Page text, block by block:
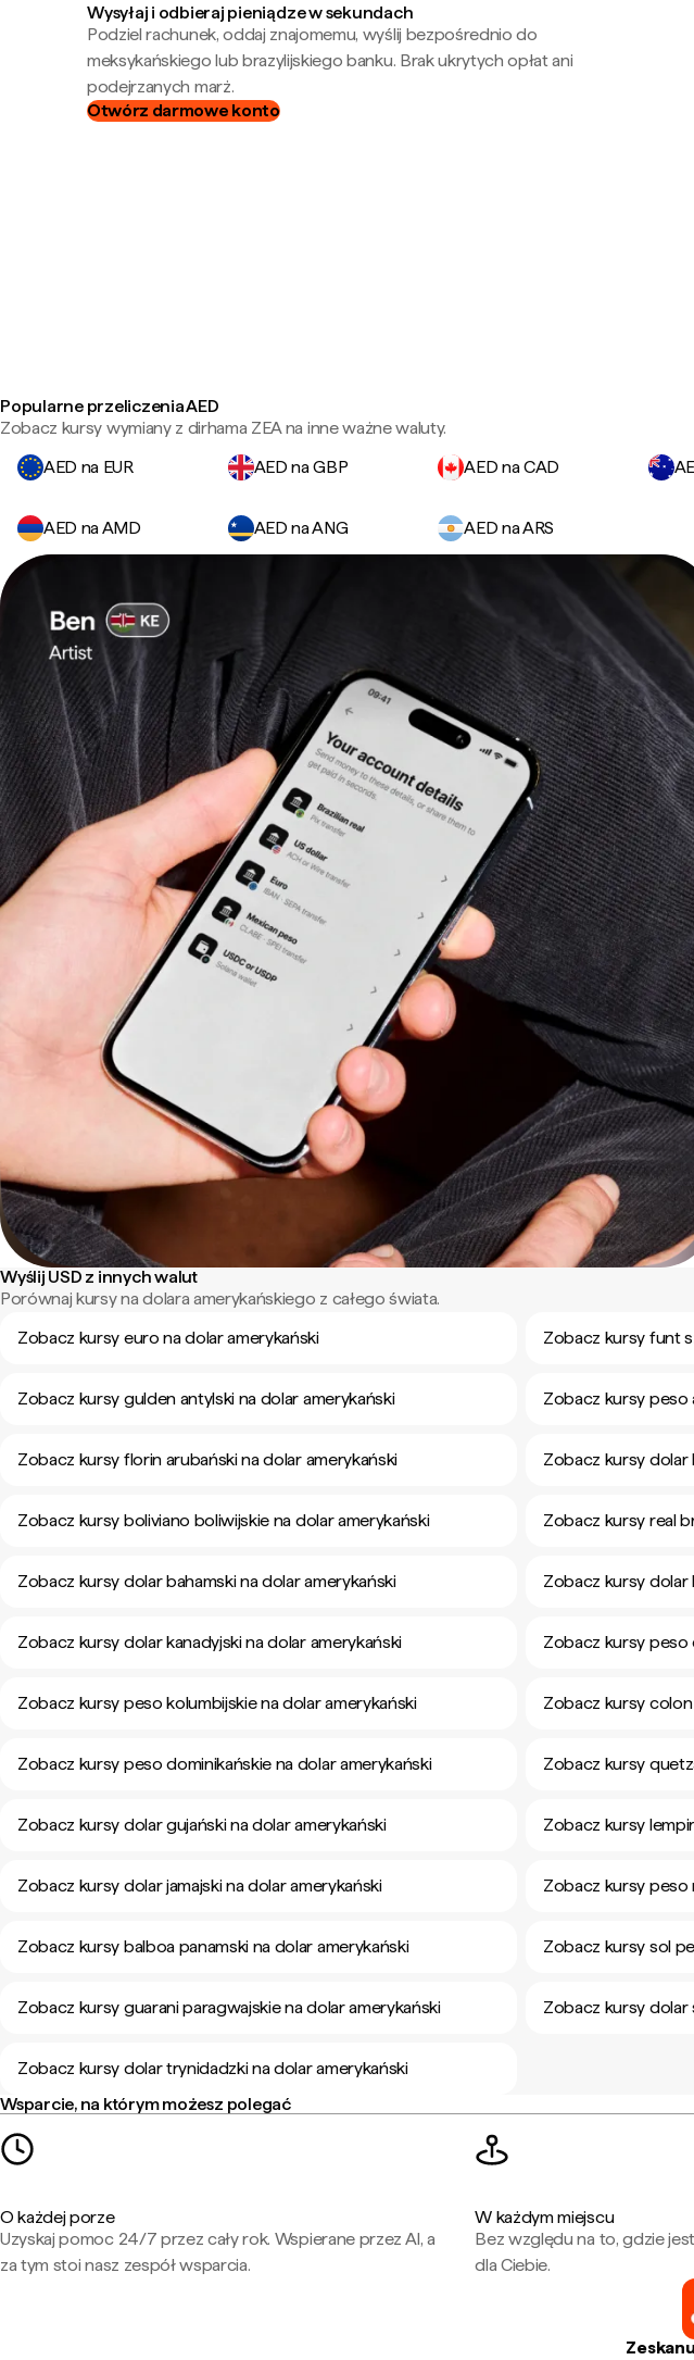
Wysyłaj i odbieraj pieniądze w sekundach
Podziel rachunek, oddaj znajomemu, wyślij bezpośrednio do
meksykańskiego lub brazylijskiego banku. Brak ukrytych opłat ani
podejrzanych marż.
Otwórz darmowe konto
Popularne przeliczenia AED
Zobacz kursy wymiany z dirhama ZEA na inne ważne waluty.
AED na EUR
AED na GBP AED na CAD
AED na AMD AED na ANG AED na ARS
Wyślij USD z innych walut
Porównaj kursy na dolara amerykańskiego z całego świata.
Zobacz kursy euro na dolar amerykański
Zobacz kursy funt
Zobacz kursy gulden antylski na dolar amerykański Zobacz kursy peso
Zobacz kursy florin arubański na dolar amerykański Zobacz kursy dolar
Zobacz kursy boliviano boliwijskie na dolar amerykański Zobacz kursy real
Zobacz kursy dolar bahamski na dolar amerykański Zobacz kursy dolar
Zobacz kursy dolar kanadyjski na dolar amerykański Zobacz kursy peso
Zobacz kursy peso kolumbijskie na dolar amerykański Zobacz kursy
Zobacz kursy peso dominikańskie na dolar amerykański Zobacz kursy
Zobacz kursy dolar gujański na dolar amerykański Zobacz kursy
Zobacz kursy dolar jamajski na dolar amerykański Zobacz kursy peso
Zobacz kursy balboa panamski na dolar amerykański Zobacz kursy sol
Zobacz kursy guarani paragwajskie na dolar amerykański Zobacz kursy dolar
Zobacz kursy dolar trynidadzki na dolar amerykański
Wsparcie, na którym możesz polegać
O każdej porze
Uzyskaj pomoc 24/7 przez cały rok. Wspierane przez AI, a
za tym stoi nasz zespół wsparcia.
W każdym miejscu
Bez względu na to, gdzie
dla Ciebie.